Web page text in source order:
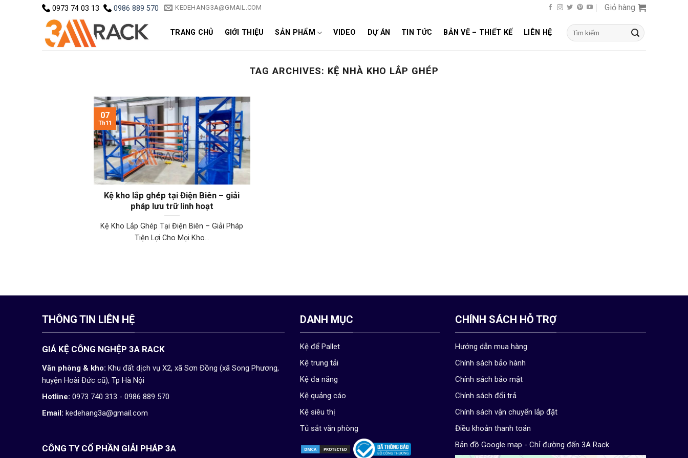
0973 74 03 13 0986 889 570 KEDEHANG3A@GMAIL.COM Giỏ hàng
TRANG CHỦ GIỚI THIỆU SẢN PHẨM VIDEO DỰ ÁN TIN TỨC BẢN VẼ – THIẾT KẾ LIÊN HỆ
Tìm
kiếm:
TAG ARCHIVES: KỆ NHÀ KHO LẮP GHÉP
Kệ kho lắp ghép tại Điện Biên – giải
pháp lưu trữ linh hoạt
Kệ Kho Lắp Ghép Tại Điện Biên – Giải Pháp
Tiện Lợi Cho Mọi Kho...
07
Th11
THÔNG TIN LIÊN HỆ
GIÁ KỆ CÔNG NGHỆP 3A RACK
Văn phòng & kho: Khu đất dịch vụ X2, xã Sơn Đồng (xã Song Phương,
huyện Hoài Đức cũ), Tp Hà Nội
Hotline: 0973 740 313 - 0986 889 570
Email: kedehang3a@gmail.com
CÔNG TY CỔ PHẦN GIẢI PHÁP 3A
DANH MỤC
Kệ để Pallet
Kệ trung tải
Kệ đa năng
Kệ quảng cáo
Kệ siêu thị
Tủ sắt văn phòng
CHÍNH SÁCH HỖ TRỢ
Hướng dẫn mua hàng
Chính sách bảo hành
Chính sách bảo mật
Chính sách đổi trả
Chính sách vận chuyển lắp đặt
Điều khoản thanh toán
Bản đồ Google map - Chỉ đường đến 3A Rack